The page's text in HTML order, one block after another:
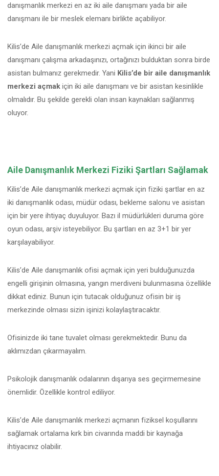
danışmanlık merkezi en az iki aile danışmanı yada bir aile
danışmanı ile bir meslek elemanı birlikte açabiliyor.
Kilis’de Aile danışmanlık merkezi açmak için ikinci bir aile
danışmanı çalışma arkadaşınızı, ortağınızı bulduktan sonra birde
asistan bulmanız gerekmedir. Yani Kilis’de bir aile danışmanlık
merkezi açmak için iki aile danışmanı ve bir asistan kesinlikle
olmalıdır. Bu şekilde gerekli olan insan kaynakları sağlanmış
oluyor.
Aile Danışmanlık Merkezi Fiziki Şartları Sağlamak
Kilis’de Aile danışmanlık merkezi açmak için fiziki şartlar en az
iki danışmanlık odası, müdür odası, bekleme salonu ve asistan
için bir yere ihtiyaç duyuluyor. Bazı il müdürlükleri duruma göre
oyun odası, arşiv isteyebiliyor. Bu şartları en az 3+1 bir yer
karşılayabiliyor.
Kilis’de Aile danışmanlık ofisi açmak için yeri bulduğunuzda
engelli girişinin olmasına, yangın merdiveni bulunmasına özellikle
dikkat ediniz. Bunun için tutacak olduğunuz ofisin bir iş
merkezinde olması sizin işinizi kolaylaştıracaktır.
Ofisinizde iki tane tuvalet olması gerekmektedir. Bunu da
aklımızdan çıkarmayalım.
Psikolojik danışmanlık odalarının dışarıya ses geçirmemesine
önemlidir. Özellikle kontrol ediliyor.
Kilis’de Aile danışmanlık merkezi açmanın fiziksel koşullarını
sağlamak ortalama kırk bin civarında maddi bir kaynağa
ihtiyacınız olabilir.